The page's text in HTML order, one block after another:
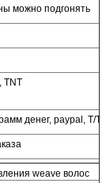
можно подгонять
TNT
денег, paypal, T/T
weave волос